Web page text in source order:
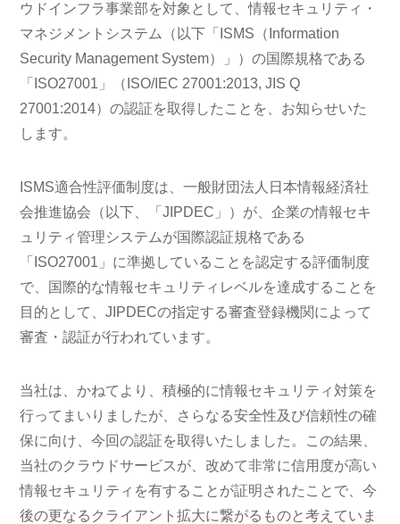
ウドインフラ事業部を対象として、情報セキュリティ・
マネジメントシステム（以下「ISMS（Information
Security Management System）」）の国際規格である
「ISO27001」（ISO/IEC 27001:2013, JIS Q
27001:2014）の認証を取得したことを、お知らせいた
します。
ISMS適合性評価制度は、一般財団法人日本情報経済社
会推進協会（以下、「JIPDEC」）が、企業の情報セキ
ュリティ管理システムが国際認証規格である
「ISO27001」に準拠していることを認定する評価制度
で、国際的な情報セキュリティレベルを達成することを
目的として、JIPDECの指定する審査登録機関によって
審査・認証が行われています。
当社は、かねてより、積極的に情報セキュリティ対策を
行ってまいりましたが、さらなる安全性及び信頼性の確
保に向け、今回の認証を取得いたしました。この結果、
当社のクラウドサービスが、改めて非常に信用度が高い
情報セキュリティを有することが証明されたことで、今
後の更なるクライアント拡大に繋がるものと考えていま